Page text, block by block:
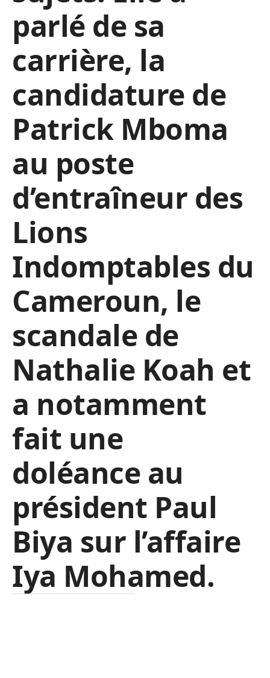
parlé de sa
carrière, la
candidature de
Patrick Mboma
au poste
d’entraîneur des
Lions
Indomptables du
Cameroun, le
scandale de
Nathalie Koah et
a notamment
fait une
doléance au
président Paul
Biya sur l’affaire
Iya Mohamed.